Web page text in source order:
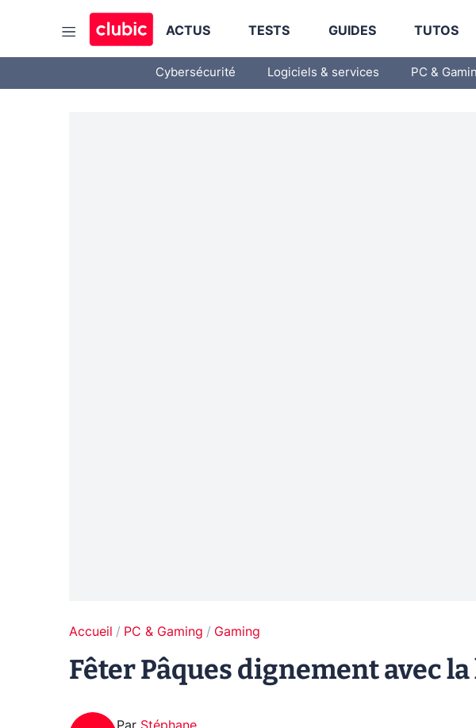
ACTUS TESTS GUIDES TUTOS
Cybersécurité Logiciels & services PC &
Accueil PC & Gaming Gaming
Fêter Pâques dignement avec